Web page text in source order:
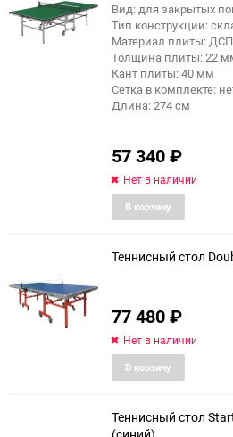
Вид: для закрытых
Тип конструкции:
Материал плиты: ДСП
Толщина плиты: 22
Кант плиты: 40 мм
Сетка в комплекте:
Длина: 274 см
57 340₽
Нет в наличии
В корзину
Теннисный стол
77 480₽
Нет в наличии
В корзину
Теннисный стол